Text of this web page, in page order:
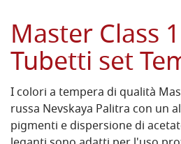
Master Class
Tubetti set
I colori a tempera di qualità
russa Nevskaya Palitra con un
pigmenti e dispersione di